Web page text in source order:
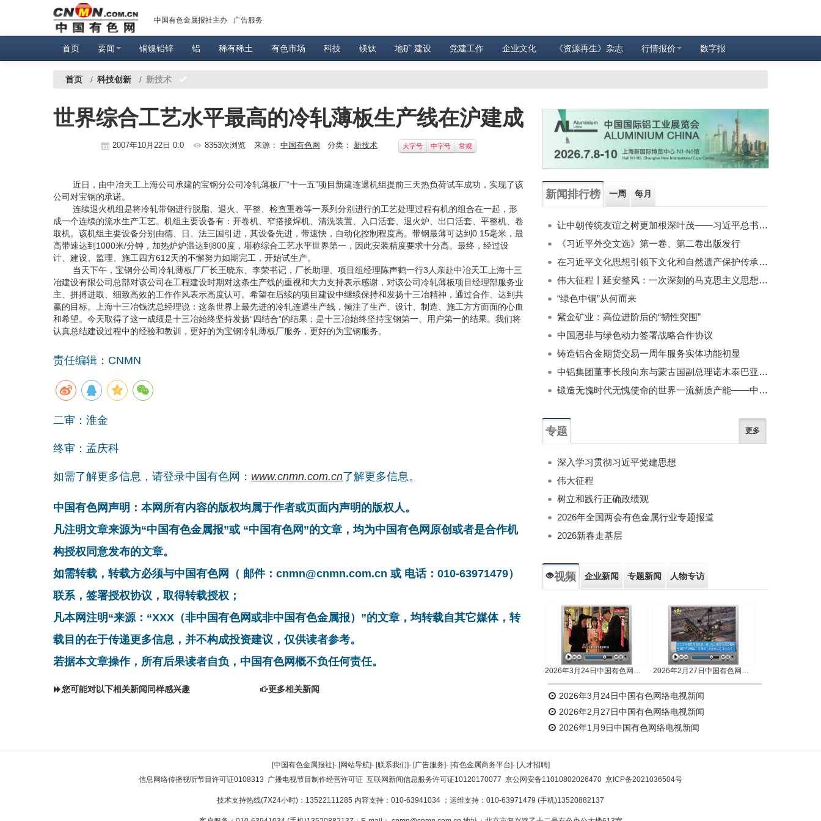
中国有色金属报社主办 广告服务
首页 要闻 铜镍铅锌 铝 稀有稀土 有色市场 科技 镁钛 地矿 建设 党建工作 企业文化 《资源再生》杂志 行情报价 数字报
首页 / 科技创新 / 新技术
世界综合工艺水平最高的冷轧薄板生产线在沪建成
2007年10月22日 0:0 8353次浏览 来源： 中国有色网 分类： 新技术 大字号 中字号 常规
近日，由中冶天工上海公司承建的宝钢分公司冷轧薄板厂“十一五”项目新建连退机组提前三天热负荷试车成功，实现了该
公司对宝钢的承诺。
连续退火机组是将冷轧带钢进行脱脂、退火、平整、检查重卷等一系列分别进行的工艺处理过程有机的组合在一起，形
成一个连续的流水生产工艺。机组主要设备有：开卷机、窄搭接焊机、清洗装置、入口活套、退火炉、出口活套、平整机、卷
取机。该机组主要设备分别由德、日、法三国引进，其设备先进，带速快，自动化控制程度高。带钢最薄可达到0.15毫米，最
高带速达到1000米/分钟，加热炉炉温达到800度，堪称综合工艺水平世界第一，因此安装精度要求十分高。最终，经过设
计、建设、监理、施工四方612天的不懈努力如期完工，开始试生产。
当天下午，宝钢分公司冷轧薄板厂厂长王晓东、李荣书记，厂长助理、项目组经理陈声鹤一行3人亲赴中冶天工上海十三
冶建设有限公司总部对该公司在工程建设时期对这条生产线的重视和大力支持表示感谢，对该公司冷轧薄板项目经理部服务业
主、拼搏进取、细致高效的工作作风表示高度认可。希望在后续的项目建设中继续保持和发扬十三冶精神，通过合作、达到共
赢的目标。上海十三冶钱沈总经理说：这条世界上最先进的冷轧连退生产线，倾注了生产、设计、制造、施工方方面面的心血
和希望。今天取得了这一成绩是十三冶始终坚持发扬“四结合”的结果；是十三冶始终坚持宝钢第一、用户第一的结果。我们将
认真总结建设过程中的经验和教训，更好的为宝钢冷轧薄板厂服务，更好的为宝钢服务。
责任编辑：CNMN
二审：淮金
终审：孟庆科
如需了解更多信息，请登录中国有色网： www.cnmn.com.cn了解更多信息。
中国有色网声明：本网所有内容的版权均属于作者或页面内声明的版权人。
凡注明文章来源为“中国有色金属报”或 “中国有色网”的文章，均为中国有色网原创或者是合作机
构授权同意发布的文章。
如需转载，转载方必须与中国有色网（ 邮件：cnmn@cnmn.com.cn 或 电话：010-63971479）
联系，签署授权协议，取得转载授权；
凡本网注明“来源：“XXX（非中国有色网或非中国有色金属报）”的文章，均转载自其它媒体，转
载目的在于传递更多信息，并不构成投资建议，仅供读者参考。
若据本文章操作，所有后果读者自负，中国有色网概不负任何责任。
您可能对以下相关新闻同样感兴趣 更多相关新闻
新闻排行榜 一周 每月
让中朝传统友谊之树更加根深叶茂——习近平总书记对朝鲜进行国事访问纪实
《习近平外交文选》第一卷、第二卷出版发行
在习近平文化思想引领下文化和自然遗产保护传承利用工作开创新局面
伟大征程丨延安整风：一次深刻的马克思主义思想教育运动
“绿色中铜”从何而来
紫金矿业：高位进阶后的“韧性突围”
中国恩菲与绿色动力签署战略合作协议
铸造铝合金期货交易一周年服务实体功能初显
中铝集团董事长段向东与蒙古国副总理诺木泰巴亚尔举行会谈
锻造无愧时代无愧使命的世界一流新质产能——中国有色金属工业的战略应对与破局之道（二）
专题 更多
深入学习贯彻习近平党建思想
伟大征程
树立和践行正确政绩观
2026年全国两会有色金属行业专题报道
2026新春走基层
视频 企业新闻 专题新闻 人物专访
2026年3月24日中国有色网络电视新闻 2026年2月27日中国有色网络电视新闻
2026年3月24日中国有色网络电视新闻
2026年2月27日中国有色网络电视新闻
2026年1月9日中国有色网络电视新闻
[中国有色金属报社]- [网站导航]- [联系我们]- [广告服务]- [有色金属商务平台]- [人才招聘]
信息网络传播视听节目许可证0108313 广播电视节目制作经营许可证 互联网新闻信息服务许可证10120170077 京公网安备11010802026470 京ICP备2021036504号
技术支持热线(7X24小时)：13522111285 内容支持：010-63941034 ；运维支持：010-63971479 (手机)13520882137